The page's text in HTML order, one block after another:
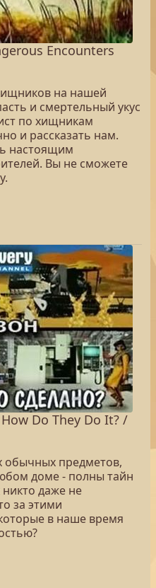
Encounters
на нашей
и смертельный укус
по хищникам
и рассказать нам.
настоящим
Вы не сможете
Do They Do It? /
обычных предметов,
доме - полны тайн
даже не
за этими
в наше время